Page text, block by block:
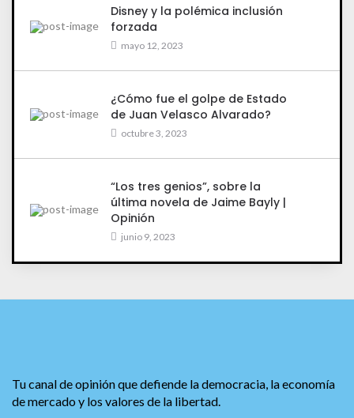
Disney y la polémica inclusión
forzada
mayo 12, 2023
¿Cómo fue el golpe de Estado
de Juan Velasco Alvarado?
octubre 3, 2023
“Los tres genios”, sobre la
última novela de Jaime Bayly |
Opinión
junio 9, 2023
Tu canal de opinión que defiende la democracia, la economía
de mercado y los valores de la libertad.